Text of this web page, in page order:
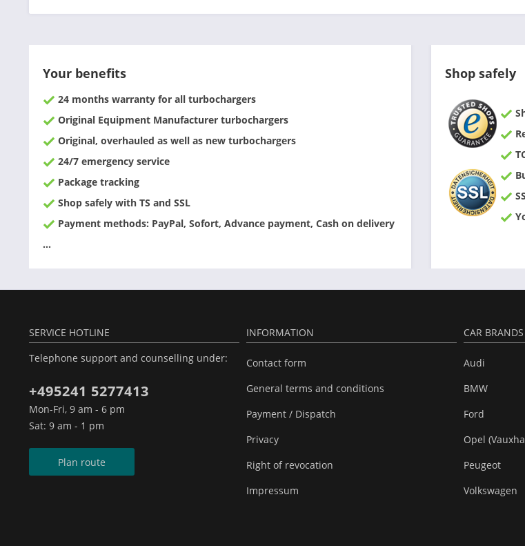
Your benefits
24 months warranty for all turbochargers
Original Equipment Manufacturer turbochargers
Original, overhauled as well as new turbochargers
24/7 emergency service
Package tracking
Shop safely with TS and SSL
Payment methods: PayPal, Sofort, Advance payment, Cash on delivery
...
Shop safely
SERVICE HOTLINE
Telephone support and counselling under:
+495241 5277413
Mon-Fri, 9 am - 6 pm
Sat: 9 am - 1 pm
Plan route
INFORMATION
Contact form
General terms and conditions
Payment / Dispatch
Privacy
Right of revocation
Impressum
CAR BRANDS
Audi
BMW
Ford
Opel
Peugeot
Volkswagen